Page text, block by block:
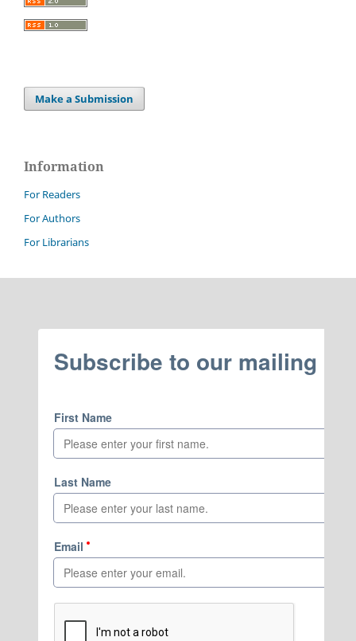
Make a Submission
Information
For Readers
For Authors
For Librarians